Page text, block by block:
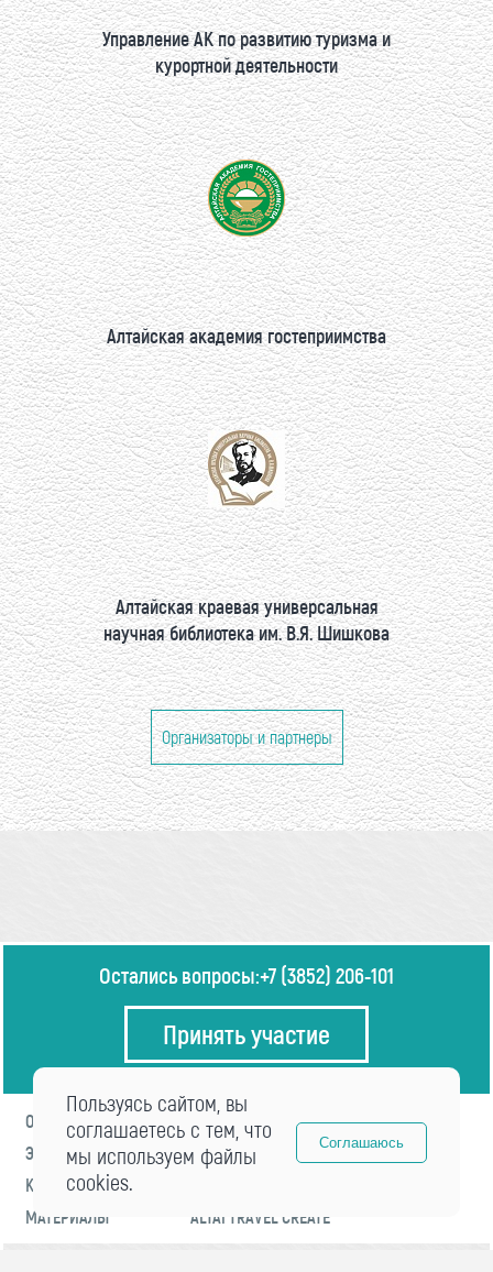
Управление АК по развитию туризма и
курортной деятельности
Алтайская академия гостеприимства
Алтайская краевая универсальная
научная библиотека им. В.Я. Шишкова
Организаторы и партнеры
Остались вопросы:+7 (3852) 206-101
Принять участие
О ФОРУМЕ
ПРОГРАММА
ЭКСПЕРТЫ
НОВОСТИ
КОНТАКТЫ
МАТЕРИАЛЫ
ALTAI TRAVEL CREATE
Пользуясь сайтом, вы
соглашаетесь с тем, что
мы используем файлы
cookies.
Соглашаюсь